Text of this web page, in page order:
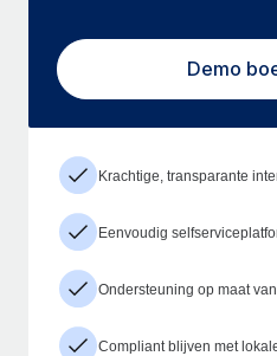
Demo
Krachtige, transparante
Eenvoudig
Ondersteuning op maat
Compliant blijven met